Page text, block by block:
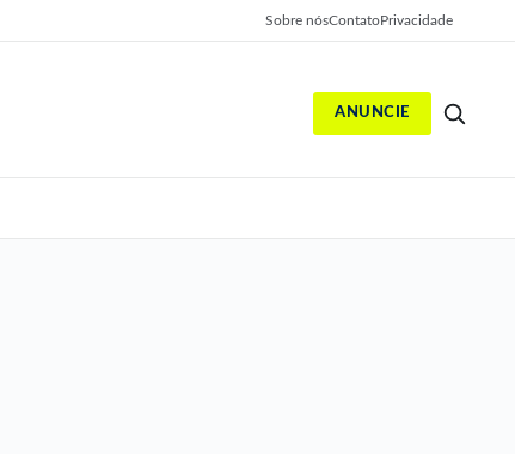
Sobre nósContatoPrivacidade
ANUNCIE